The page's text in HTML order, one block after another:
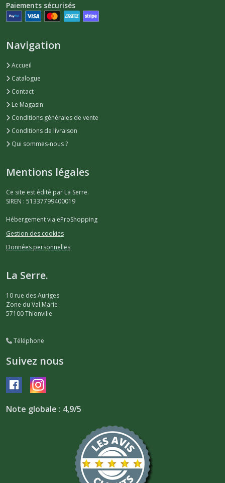
Paiements sécurisés
Navigation
Accueil
Catalogue
Contact
Le Magasin
Conditions générales de vente
Conditions de livraison
Qui sommes-nous ?
Mentions légales
Ce site est édité par La Serre.
SIREN : 51337799400019
Hébergement via eProShopping
Gestion des cookies
Données personnelles
La Serre.
10 rue des Auriges
Zone du Val Marie
57100Thionville
Téléphone
Suivez nous
Note globale : 4,9/5